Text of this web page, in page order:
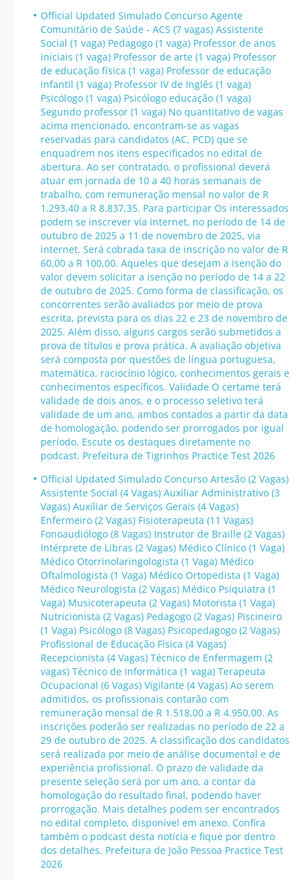
Official Updated Simulado Concurso Agente
Comunitário de Saúde - ACS (7 vagas) Assistente
Social (1 vaga) Pedagogo (1 vaga) Professor de anos
iniciais (1 vaga) Professor de arte (1 vaga) Professor
de educação física (1 vaga) Professor de educação
infantil (1 vaga) Professor IV de Inglês (1 vaga)
Psicólogo (1 vaga) Psicólogo educação (1 vaga)
Segundo professor (1 vaga) No quantitativo de vagas
acima mencionado, encontram-se as vagas
reservadas para candidatos (AC, PCD) que se
enquadrem nos itens especificados no edital de
abertura. Ao ser contratado, o profissional deverá
atuar em jornada de 10 a 40 horas semanais de
trabalho, com remuneração mensal no valor de R
1.293,40 a R 8.837,35. Para participar Os interessados
podem se inscrever via internet, no período de 14 de
outubro de 2025 a 11 de novembro de 2025, via
internet. Será cobrada taxa de inscrição no valor de R
60,00 a R 100,00. Aqueles que desejam a isenção do
valor devem solicitar a isenção no período de 14 a 22
de outubro de 2025. Como forma de classificação, os
concorrentes serão avaliados por meio de prova
escrita, prevista para os dias 22 e 23 de novembro de
2025. Além disso, alguns cargos serão submetidos a
prova de títulos e prova prática. A avaliação objetiva
será composta por questões de língua portuguesa,
matemática, raciocínio lógico, conhecimentos gerais e
conhecimentos específicos. Validade O certame terá
validade de dois anos, e o processo seletivo terá
validade de um ano, ambos contados a partir da data
de homologação, podendo ser prorrogados por igual
período. Escute os destaques diretamente no
podcast. Prefeitura de Tigrinhos Practice Test 2026
Official Updated Simulado Concurso Artesão (2 Vagas)
Assistente Social (4 Vagas) Auxiliar Administrativo (3
Vagas) Auxiliar de Serviços Gerais (4 Vagas)
Enfermeiro (2 Vagas) Fisioterapeuta (11 Vagas)
Fonoaudiólogo (8 Vagas) Instrutor de Braille (2 Vagas)
Intérprete de Libras (2 Vagas) Médico Clínico (1 Vaga)
Médico Otorrinolaringologista (1 Vaga) Médico
Oftalmologista (1 Vaga) Médico Ortopedista (1 Vaga)
Médico Neurologista (2 Vagas) Médico Psiquiatra (1
Vaga) Musicoterapeuta (2 Vagas) Motorista (1 Vaga)
Nutricionista (2 Vagas) Pedagogo (2 Vagas) Piscineiro
(1 Vaga) Psicólogo (8 Vagas) Psicopedagogo (2 Vagas)
Profissional de Educação Física (4 Vagas)
Recepcionista (4 Vagas) Técnico de Enfermagem (2
vagas) Técnico de Informática (1 vaga) Terapeuta
Ocupacional (6 Vagas) Vigilante (4 Vagas) Ao serem
admitidos, os profissionais contarão com
remuneração mensal de R 1.518,00 a R 4.950,00. As
inscrições poderão ser realizadas no período de 22 a
29 de outubro de 2025. A classificação dos candidatos
será realizada por meio de análise documental e de
experiência profissional. O prazo de validade da
presente seleção será por um ano, a contar da
homologação do resultado final, podendo haver
prorrogação. Mais detalhes podem ser encontrados
no edital completo, disponível em anexo. Confira
também o podcast desta notícia e fique por dentro
dos detalhes. Prefeitura de João Pessoa Practice Test
2026